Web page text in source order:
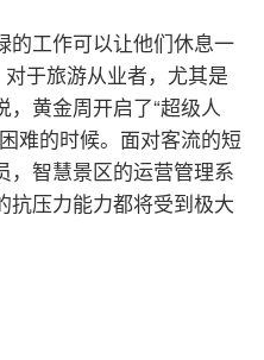
的工作可以让他们休息一
于旅游从业者，尤其是
黄金周开启了“超级人
难的时候。面对客流的短
，智慧景区的运营管理系
抗压力能力都将受到极大